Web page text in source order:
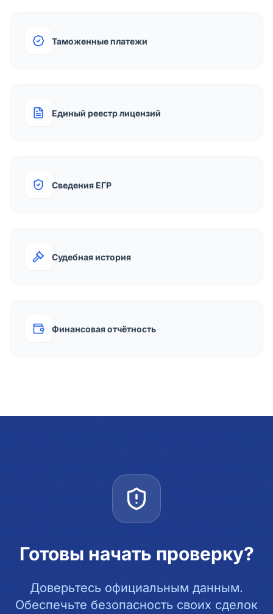
Таможенные платежи
Единый реестр лицензий
Сведения ЕГР
Судебная история
Финансовая отчётность
Готовы начать проверку?
Доверьтесь официальным данным.
Обеспечьте безопасность своих сделок